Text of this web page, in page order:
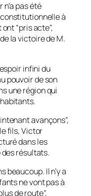
pas été
à
“pris acte”,
la victoire de M.
infini du
pouvoir de son
une région qui
avançons”,
fils, Victor
dans les
des résultats.
beaucoup. Il n’y a
ne vont pas à
de route”,